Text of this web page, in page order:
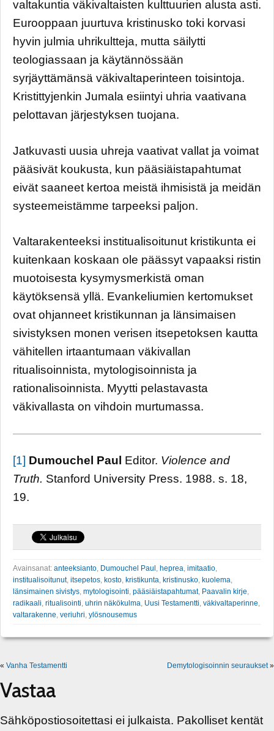
valtakuntia väkivaltaisten kulttuurien alusta asti.
Eurooppaan juurtuva kristinusko toki korvasi
hyvin julmia uhrikultteja, mutta säilytti
teologiassaan ja käytännössään
syrjäyttämänsä väkivaltaperinteen toisintoja.
Kristittyjenkin Jumala esiintyi uhria vaativana
pelottavan järjestyksen tuojana.
Jatkuvasti uusia uhreja vaativat vallat ja voimat
pääsivät koukusta, kun pääsiäistapahtumat
eivät saaneet kertoa meistä ihmisistä ja meidän
systeemeistämme tarpeeksi paljon.
Valtarakenteeksi institualisoitunut kristikunta ei
kuitenkaan koskaan ole päässyt vapaaksi ristin
muotoisesta kysymysmerkistä oman
käytöksensä yllä. Evankeliumien kertomukset
ovat ohjanneet kristikunnan ja länsimaisen
sivistyksen monen verisen itsepetoksen kautta
vähitellen irtaantumaan väkivallan
ritualisoinnista, mytologisoinnista ja
rationalisoinnista. Myytti pelastavasta
väkivallasta on vihdoin murtumassa.
[1] Dumouchel Paul Editor. Violence and
Truth. Stanford University Press. 1988. s. 18,
19.
Avainsanat: anteeksianto Dumouchel Paul heprea imitaatio
institualisoitunut, itsepetos kosto kristikunta kristinusko kuolema
länsimainen sivistys mytologisointi pääsiäistapahtumat, Paavalin kirje
radikaali ritualisointi uhrin näkökulma Uusi Testamentti väkivaltaperinne
valtarakenne veriuhri ylösnousemus
« Vanha Testamentti Demytologisoinnin seuraukset»
Vastaa
Sähköpostiosoitettasi ei julkaista. Pakolliset kentät